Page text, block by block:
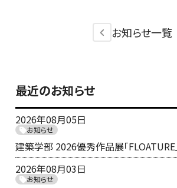
お知らせ一覧
最近のお知らせ
2026年08月05日
お知らせ
建築学部 2026優秀作品展「FLOATURE
2026年08月03日
お知らせ